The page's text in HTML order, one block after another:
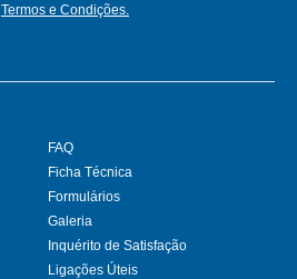
Termos e Condições.
FAQ
Ficha Técnica
Formulários
Galeria
Inquérito de Satisfação
Ligações Úteis